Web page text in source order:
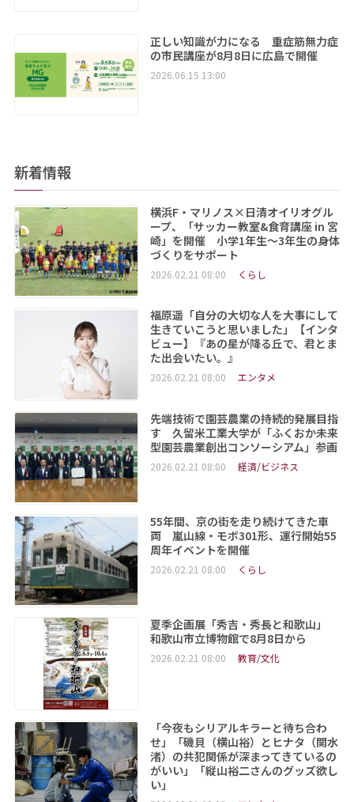
正しい知識が力になる 重症筋無力症
の市民講座が8月8日に広島で開催
2026.06.15 13:00
新着情報
横浜F・マリノス×日清オイリオグル
ープ、「サッカー教室&食育講座 in 宮
崎」を開催 小学1年生～3年生の身体
づくりをサポート
2026.02.21 08:00 くらし
福原遥「自分の大切な人を大事にして
生きていこうと思いました」【インタ
ビュー】『あの星が降る丘で、君とま
た出会いたい。』
2026.02.21 08:00 エンタメ
先端技術で園芸農業の持続的発展目指
す 久留米工業大学が「ふくおか未来
型園芸農業創出コンソーシアム」参画
2026.02.21 08:00 経済/ビジネス
55年間、京の街を走り続けてきた車
両 嵐山線・モボ301形、運行開始55
周年イベントを開催
2026.02.21 08:00 くらし
夏季企画展「秀吉・秀長と和歌山」
和歌山市立博物館で8月8日から
2026.02.21 08:00 教育/文化
「今夜もシリアルキラーと待ち合わ
せ」「磯貝（横山裕）とヒナタ（関水
渚）の共犯関係が深まってきているの
がいい」「縦山裕二さんのグッズ欲し
い」